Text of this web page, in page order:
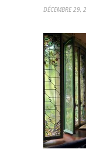
DÉCEMBRE 29,